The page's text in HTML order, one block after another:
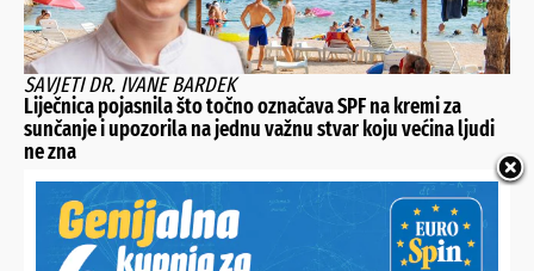
SAVJETI DR. IVANE BARDEK
Liječnica pojasnila što točno označava SPF na kremi za
sunčanje i upozorila na jednu važnu stvar koju većina ljudi
ne zna